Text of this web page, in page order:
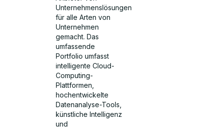
Unternehmenslösungen
für alle Arten von
Unternehmen
gemacht. Das
umfassende
Portfolio umfasst
intelligente Cloud-
Computing-
Plattformen,
hochentwickelte
Datenanalyse-Tools,
künstliche Intelligenz
und